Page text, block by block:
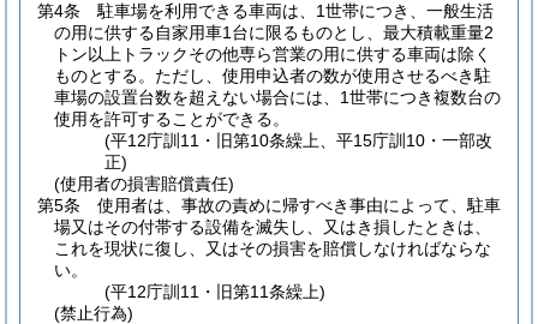
第4条
駐車場を利用できる車両は、1世帯につき、一般生活
の用に供する自家用車1台に限るものとし、最大積載重量2
トン以上トラックその他専ら営業の用に供する車両は除く
ものとする。 ただし、使用申込者の数が使用させるべき駐
車場の設置台数を超えない場合には、1世帯につき複数台の
使用を許可することができる。
(平12庁訓11・旧第10条繰上、平15庁訓10・一部改
正)
(使用者の損害賠償責任)
第5条
使用者は、事故の責めに帰すべき事由によって、駐車
場又はその付帯する設備を滅失し、又はき損したときは、
これを現状に復し、又はその損害を賠償しなければならな
い。
(平12庁訓11・旧第11条繰上)
(禁止行為)